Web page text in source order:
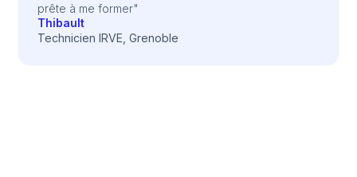
prête à me former"
Thibault
Technicien IRVE, Grenoble